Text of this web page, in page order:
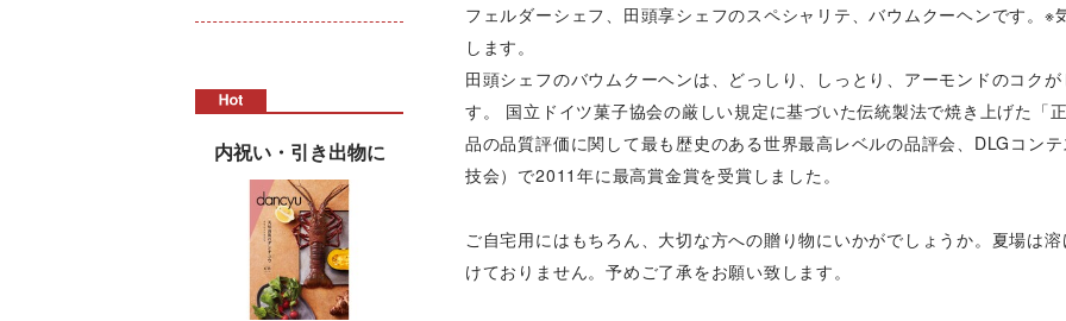
フェルダーシェフ、田頭享シェフのスペシャリテ、バウムクーヘンです。※
します。
田頭シェフのバウムクーヘンは、どっしり、しっとり、アーモンドのコク
す。 国立ドイツ菓子協会の厳しい規定に基づいた伝統製法で焼き上げた「
品の品質評価に関して最も歴史のある世界最高レベルの品評会、DLGコン
技会）で2011年に最高賞金賞を受賞しました。
ご自宅用にはもちろん、大切な方への贈り物にいかがでしょうか。夏場は
けておりません。予めご了承をお願い致します。
内祝い・引き出物に